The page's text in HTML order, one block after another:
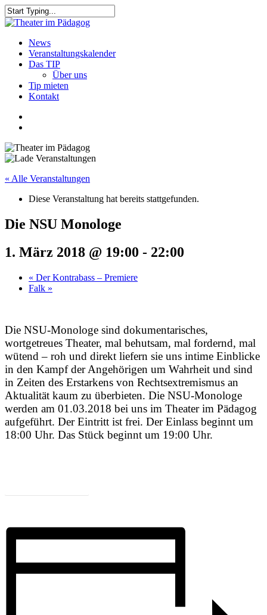
Skip
to
content
Close
search
Menu
News
Veranstaltungskalender
Das TIP
Über uns
Tip mieten
Kontakt
« Alle Veranstaltungen
Diese Veranstaltung hat bereits stattgefunden.
Die NSU Monologe
1. März 2018 @ 19:00 - 22:00
« Der Kontrabass – Premiere
Falk »
Die NSU-Monologe sind dokumentarisches,
wortgetreues Theater, mal behutsam, mal fordernd, mal
wütend – roh und direkt liefern sie uns intime Einblicke
in den Kampf der Angehörigen um Wahrheit und sind
in Zeiten des Erstarkens von Rechtsextremismus an
Aktualität kaum zu überbieten. Die NSU-Monologe
werden am 01.03.2018 bei uns im Theater im Pädagog
aufgeführt. Der Eintritt ist frei. Der Einlass beginnt um
18:00 Uhr. Das Stück beginnt um 19:00 Uhr.